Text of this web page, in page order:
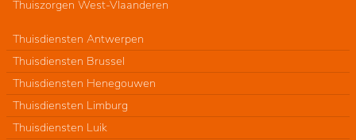
Thuiszorgen West-Vlaanderen
Thuisdiensten Antwerpen
Thuisdiensten Brussel
Thuisdiensten Henegouwen
Thuisdiensten Limburg
Thuisdiensten Luik